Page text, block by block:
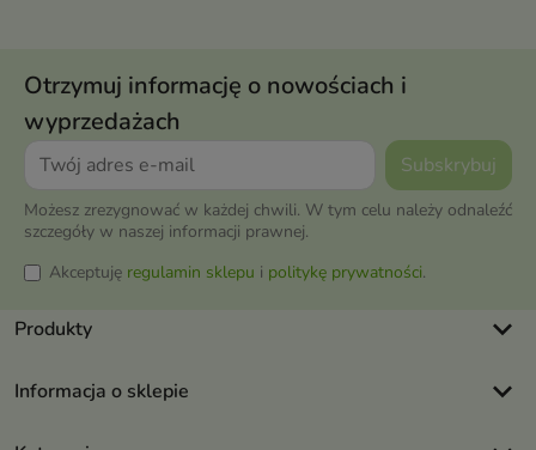
Otrzymuj informację o nowościach i
wyprzedażach
Możesz zrezygnować w każdej chwili. W tym celu należy odnaleźć
szczegóły w naszej informacji prawnej.
Akceptuję regulamin sklepu i politykę prywatności.
Produkty keyboard_arrow_down
Informacja o sklepie keyboard_arrow_down